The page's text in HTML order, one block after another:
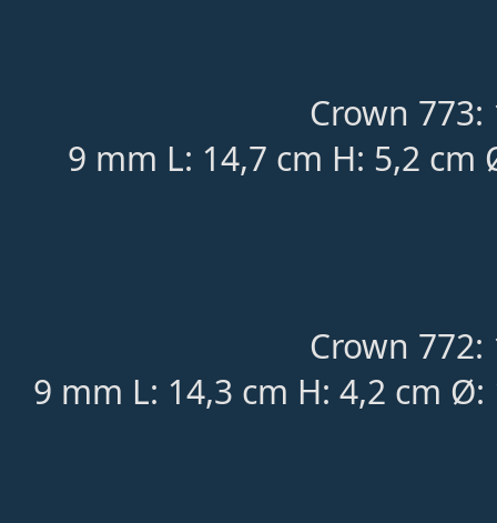
Crown 773:
9 mm L: 14,7 cm H: 5,2
Crown 772:
9 mm L: 14,3 cm H: 4,2 cm